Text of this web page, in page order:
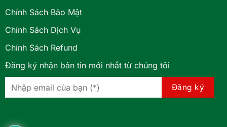
Chính Sách Bảo Mật
Chính Sách Dịch Vụ
Chính Sách Refund
Đăng ký nhận bản tin mới nhất từ chúng tôi